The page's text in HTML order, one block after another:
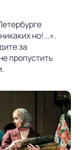
но!...».
за
пропустить